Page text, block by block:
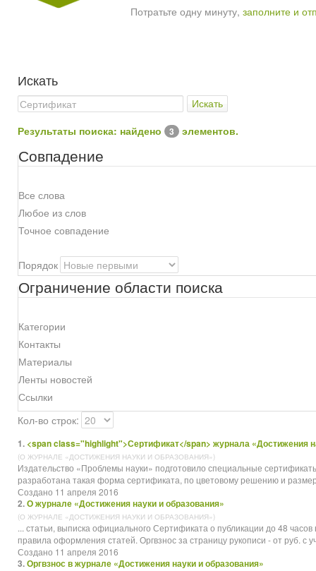
Потратьте одну минуту, заполните и
Искать
Искать
Результаты поиска: найдено 3 элементов.
Совпадение
Все слова
Любое из слов
Точное совпадение
Порядок
Ограничение области поиска
Категории
Контакты
Материалы
Ленты новостей
Ссылки
Кол-во строк:
1. <span class="highlight">Сертификат</span> журнала «Достижения
(О ЖУРНАЛЕ «ДОСТИЖЕНИЯ НАУКИ И ОБРАЗОВАНИЯ»)
Издательство «Проблемы науки» подготовило специальные сертификат
разработана такая форма сертификата, по цветовому решению и
Создано 11 апреля 2016
2.О журнале «Достижения науки и образования»
(О ЖУРНАЛЕ «ДОСТИЖЕНИЯ НАУКИ И ОБРАЗОВАНИЯ»)
... статьи, выписка официального Сертификата о публикации до 48
правила оформления статей. Оргвзнос за страницу рукописи - от руб. с
Создано 11 апреля 2016
3.Оргвзнос в журнале «Достижения науки и образования»